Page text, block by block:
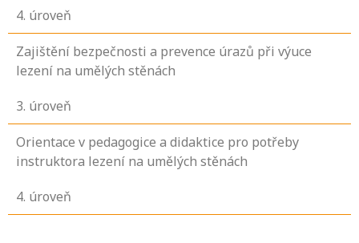
4. úroveň
Zajištění bezpečnosti a prevence úrazů při výuce
lezení na umělých stěnách
3. úroveň
Orientace v pedagogice a didaktice pro potřeby
instruktora lezení na umělých stěnách
4. úroveň